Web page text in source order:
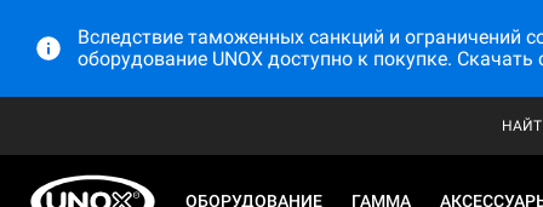
Вследствие таможенных санкций и ограничений
оборудование UNOX доступно к покупке.
ОБОРУДОВАНИЕ ГАММА